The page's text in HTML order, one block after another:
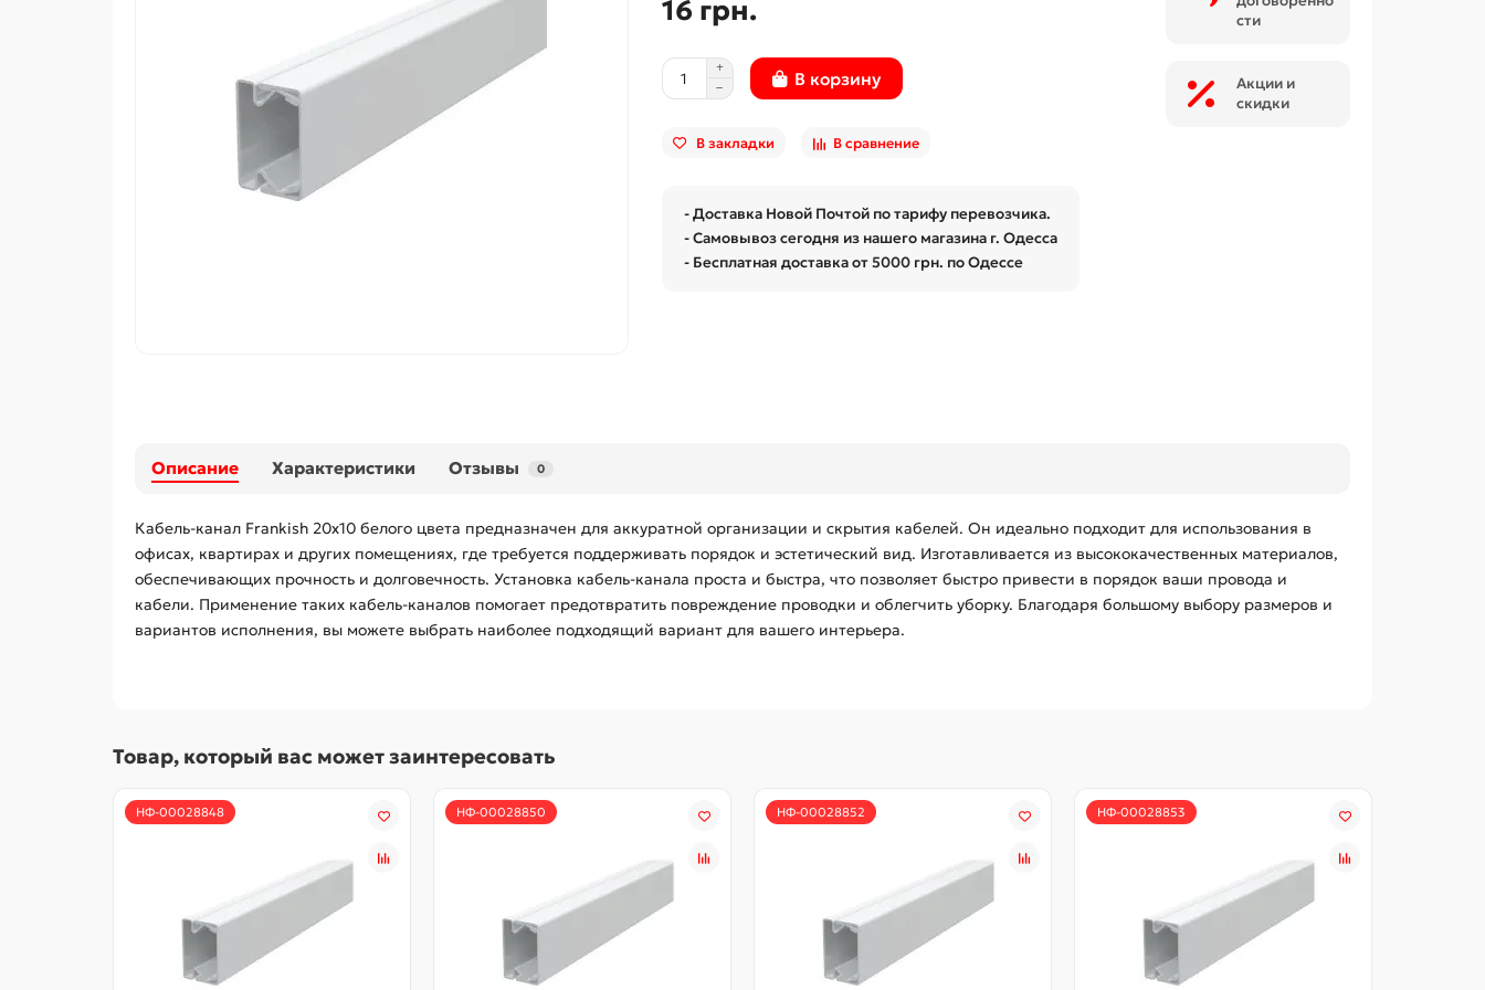
16 грн.
В корзину
В закладки В сравнение
- Доставка Новой Почтой по тарифу перевозчика.
- Самовывоз сегодня из нашего магазина г. Одесса
- Бесплатная доставка от 5000 грн. по Одессе
сти
Акции и
скидки
Описание Характеристики Отзывы 0
Кабель-канал Frankish 20х10 белого цвета предназначен для аккуратной организации и скрытия кабелей. Он идеально подходит для использования в
офисах, квартирах и других помещениях, где требуется поддерживать порядок и эстетический вид. Изготавливается из высококачественных материалов,
обеспечивающих прочность и долговечность. Установка кабель-канала проста и быстра, что позволяет быстро привести в порядок ваши провода и
кабели. Применение таких кабель-каналов помогает предотвратить повреждение проводки и облегчить уборку. Благодаря большому выбору размеров и
вариантов исполнения, вы можете выбрать наиболее подходящий вариант для вашего интерьера.
Товар, который вас может заинтересовать
НФ-00028848 НФ-00028850 НФ-00028852 НФ-00028853